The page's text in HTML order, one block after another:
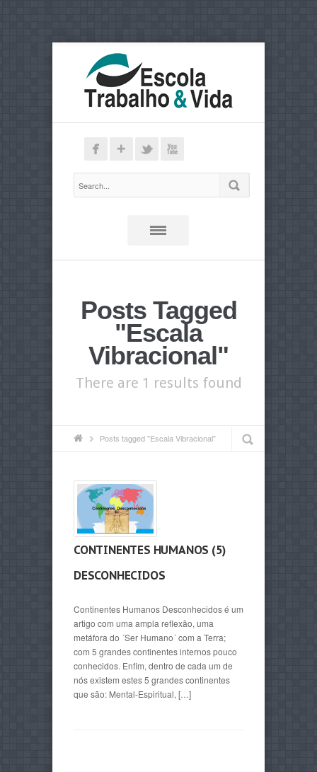
Posts Tagged
"Escala
Vibracional"
There are 1 results found
Posts tagged "Escala Vibracional"
CONTINENTES HUMANOS (5)
DESCONHECIDOS
Continentes Humanos Desconhecidos é um
artigo com uma ampla reflexão, uma
metáfora do ´Ser Humano´ com a Terra;
com 5 grandes continentes internos pouco
conhecidos. Enfim, dentro de cada um de
nós existem estes 5 grandes continentes
que são: Mental-Espiritual, […]